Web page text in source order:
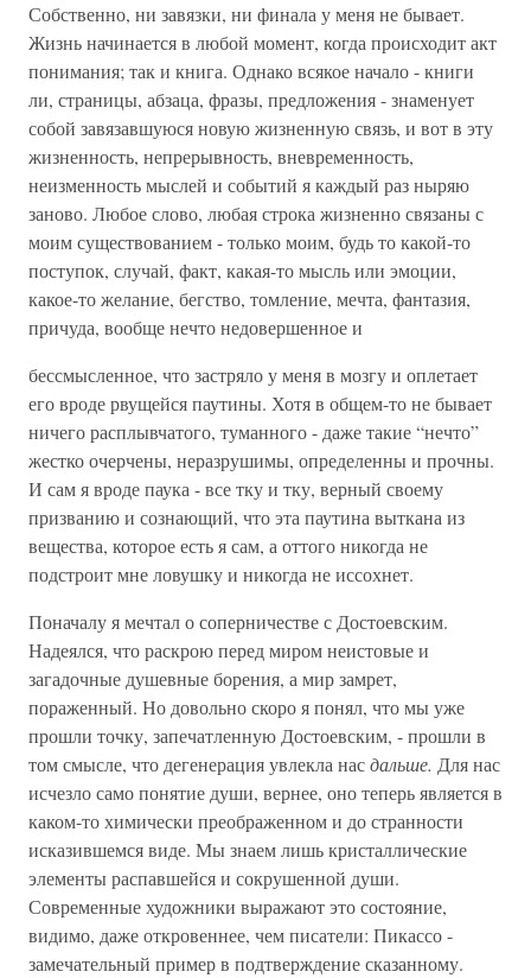
Собственно, ни завязки, ни финала у меня не бывает.
Жизнь начинается в любой момент, когда происходит акт
понимания; так и книга. Однако всякое начало - книги
ли, страницы, абзаца, фразы, предложения - знаменует
собой завязавшуюся новую жизненную связь, и вот в эту
жизненность, непрерывность, вневременность,
неизменность мыслей и событий я каждый раз ныряю
заново. Любое слово, любая строка жизненно связаны с
моим существованием - только моим, будь то какой-то
поступок, случай, факт, какая-то мысль или эмоции,
какое-то желание, бегство, томление, мечта, фантазия,
причуда, вообще нечто недовершенное и
бессмысленное, что застряло у меня в мозгу и оплетает
его вроде рвущейся паутины. Хотя в общем-то не бывает
ничего расплывчатого, туманного - даже такие “нечто”
жестко очерчены, неразрушимы, определенны и прочны.
И сам я вроде паука - все тку и тку, верный своему
призванию и сознающий, что эта паутина выткана из
вещества, которое есть я сам, а оттого никогда не
подстроит мне ловушку и никогда не иссохнет.
Поначалу я мечтал о соперничестве с Достоевским.
Надеялся, что раскрою перед миром неистовые и
загадочные душевные борения, а мир замрет,
пораженный. Но довольно скоро я понял, что мы уже
прошли точку, запечатленную Достоевским, - прошли в
том смысле, что дегенерация увлекла насдальше. Для нас
исчезло само понятие души, вернее, оно теперь является в
каком-то химически преображенном и до странности
исказившемся виде. Мы знаем лишь кристаллические
элементы распавшейся и сокрушенной души.
Современные художники выражают это состояние,
видимо, даже откровеннее, чем писатели: Пикассо -
замечательный пример в подтверждение сказанному.